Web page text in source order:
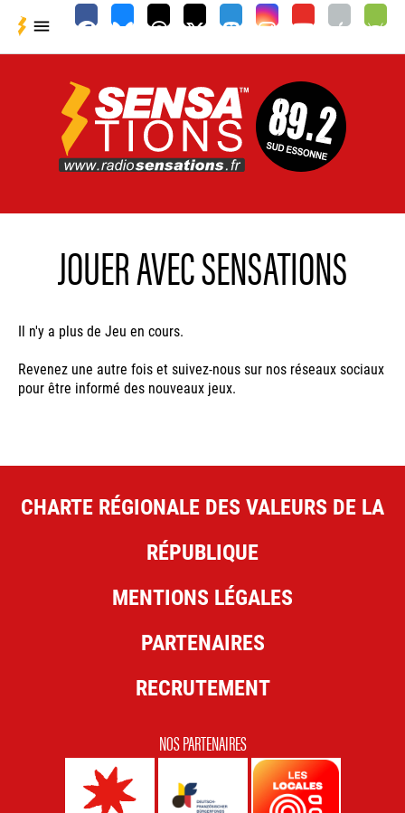

JOUER AVEC SENSATIONS
Il n'y a plus de Jeu en cours.
Revenez une autre fois et suivez-nous sur nos réseaux sociaux
pour être informé des nouveaux jeux.
CHARTE RÉGIONALE DES VALEURS DE LA
RÉPUBLIQUE
MENTIONS LÉGALES
PARTENAIRES
RECRUTEMENT
NOS PARTENAIRES